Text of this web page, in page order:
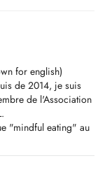
for english)
de 2014, je suis
de l'Association
"mindful eating" au
patients à partir de
par email